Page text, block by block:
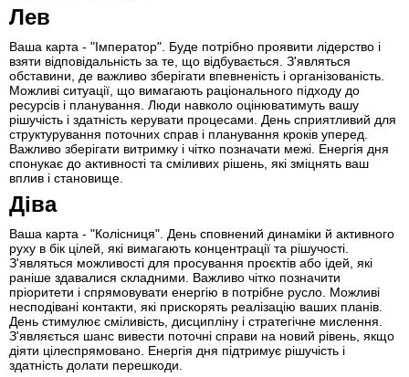
Лев
Ваша карта - "Імператор". Буде потрібно проявити лідерство і
взяти відповідальність за те, що відбувається. З'являться
обставини, де важливо зберігати впевненість і організованість.
Можливі ситуації, що вимагають раціонального підходу до
ресурсів і планування. Люди навколо оцінюватимуть вашу
рішучість і здатність керувати процесами. День сприятливий для
структурування поточних справ і планування кроків уперед.
Важливо зберігати витримку і чітко позначати межі. Енергія дня
спонукає до активності та сміливих рішень, які зміцнять ваш
вплив і становище.
Діва
Ваша карта - "Колісниця". День сповнений динаміки й активного
руху в бік цілей, які вимагають концентрації та рішучості.
З'являться можливості для просування проєктів або ідей, які
раніше здавалися складними. Важливо чітко позначити
пріоритети і спрямовувати енергію в потрібне русло. Можливі
несподівані контакти, які прискорять реалізацію ваших планів.
День стимулює сміливість, дисципліну і стратегічне мислення.
З'являється шанс вивести поточні справи на новий рівень, якщо
діяти цілеспрямовано. Енергія дня підтримує рішучість і
здатність долати перешкоди.